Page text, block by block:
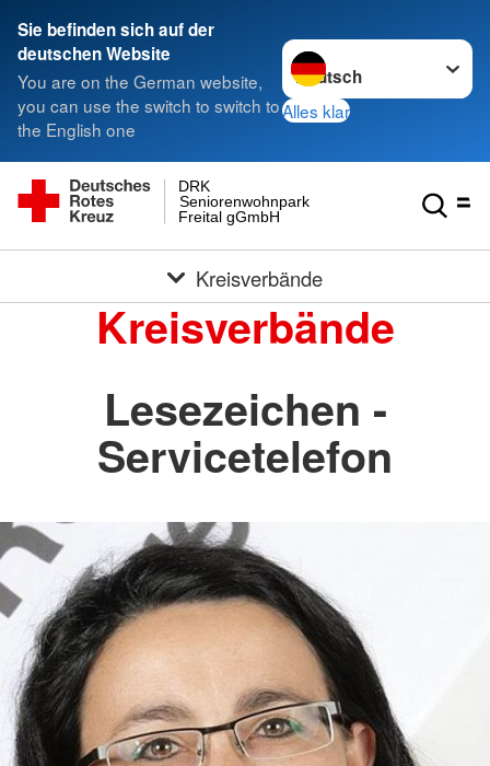
Sie befinden sich auf der
deutschen Website
You are on the German website,
you can use the switch to switch to
the English one
Sprache wechseln zu
Alles klar
Freital gGmbH
Seniorenwohnpark
DRK
Kreisverbände
Kreisverbände
Lesezeichen -
Servicetelefon